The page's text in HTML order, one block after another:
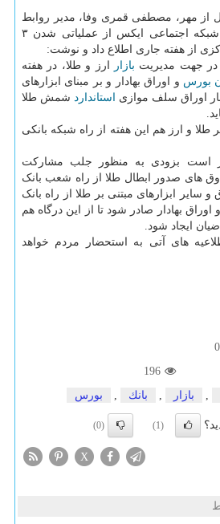
از مهر، مصطفی قمری وفا، مدیر روابط
عمومی بانک مرکزی در شبکه اجتماعی ایکس از عملیاتی شدن ۳
از هفته جاری اطلاع داد و نوشت:
بازار
ارز و طلا، در هفته
بورس و اوراق بهادار و بر مبنای ابزارهای
اوراق سلف موازی
استاندارد شمش طلا
طلا و ارز هم این هفته از راه شبکه بانکی
است بزودی به منظور جلب مشارکت
های صدور ابطال طلا از راه شعب بانک
سایر ابزارهای مبتنی بر طلا از راه بانک
بهادار صادر شود تا از این درگاه هم
ایجاد شود.
های آتی به استحضار مردم خواهد
196
بازار بانك بورس
(1)
(0)
X